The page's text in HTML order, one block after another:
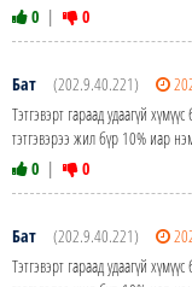
0 | 0
Бат (202.9.40.221)
Тэтгэвэрт гараад удаагүй
тэтгэвэрээ жил бүр 10% иар
0 | 0
Бат (202.9.40.221)
Тэтгэвэрт гараад удаагүй